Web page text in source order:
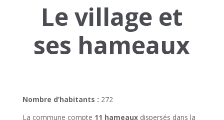
Le village et
ses hameaux
Nombre d’habitants : 272
La commune compte 11 hameauxdispersés dans la